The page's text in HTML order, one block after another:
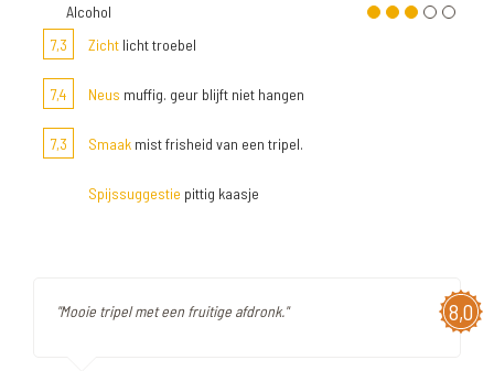
Alcohol
7,3
Zicht licht troebel
7,4 Neus muffig. geur blijft niet hangen
7,3 Smaak mist frisheid van een tripel.
Spijssuggestie pittig kaasje
8,0
"Mooie tripel met een fruitige afdronk."